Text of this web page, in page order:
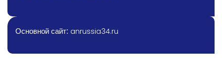
Основной сайт: anrussia34.ru